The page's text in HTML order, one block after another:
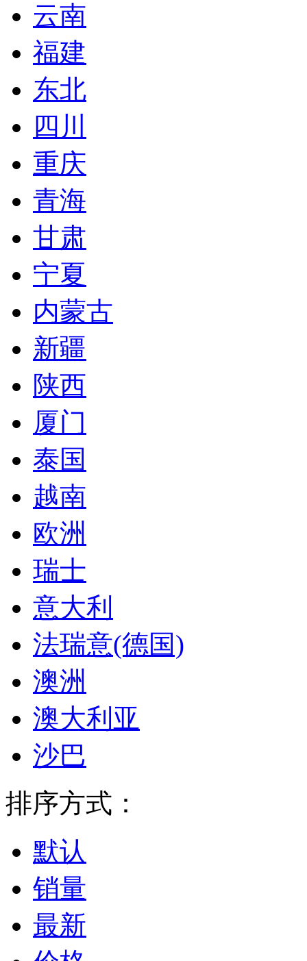
云南
福建
东北
四川
重庆
青海
甘肃
宁夏
内蒙古
新疆
陕西
厦门
泰国
越南
欧洲
瑞士
意大利
法瑞意(德国)
澳洲
澳大利亚
沙巴
排序方式：
默认
销量
最新